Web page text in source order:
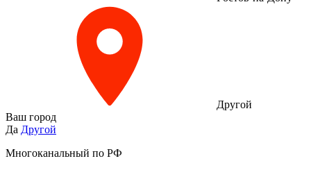
Другой
Ваш город
Да Другой
Многоканальный по РФ